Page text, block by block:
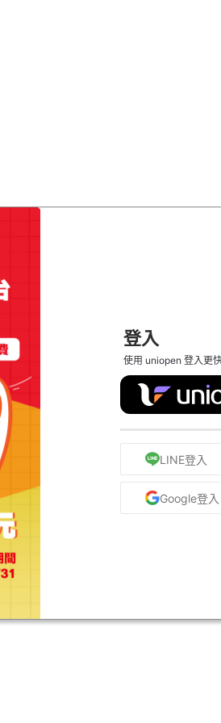
登入
使用 uniopen 登入更
LINE登入
Google登入